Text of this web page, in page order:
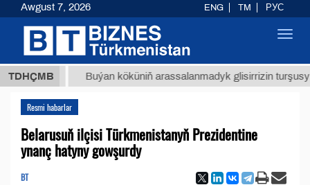
TDHÇMBBuýan köküniň arassalanmadyk glisirrizin turşusy (t.)
Resmi habarlar
Belarusuň ilçisi Türkmenistanyň Prezidentine
ynanç hatyny gowşurdy
BT
Awgust 7, 2026 ENG TM РУС